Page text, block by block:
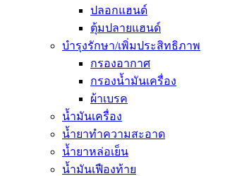
ปลอกแฮนด์
ตุ้มปลายแฮนด์
บำรุงรักษา/เพิ่มประสิทธิภาพ
กรองอากาศ
กรองน้ำมันเครื่อง
ผ้าเบรค
น้ำมันเครื่อง
น้ำยาทำความสะอาด
น้ำยาหล่อเย็น
น้ำมันเฟืองท้าย